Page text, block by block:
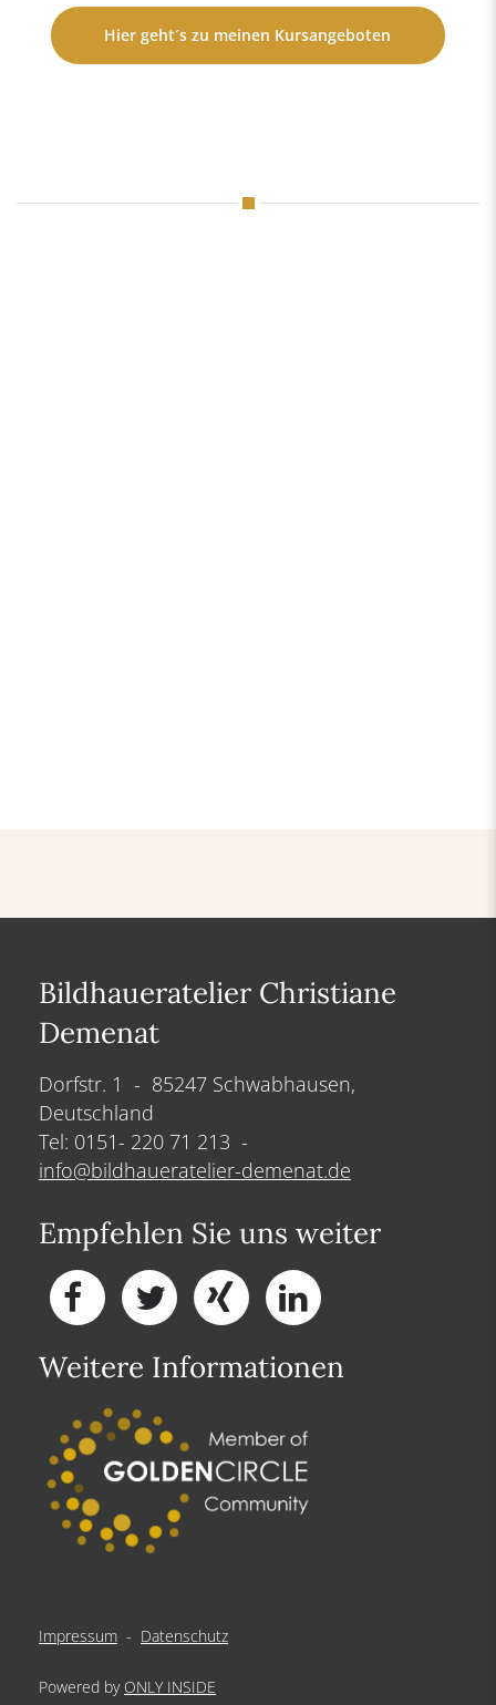
Hier geht´s zu meinen Kursangeboten
Bildhaueratelier Christiane
Demenat
Dorfstr. 1 - 85247 Schwabhausen,
Deutschland
Tel: 0151- 220 71 213 -
info@bildhaueratelier-demenat.de
Empfehlen Sie uns weiter
Weitere Informationen
Impressum - Datenschutz
Powered by ONLY INSIDE